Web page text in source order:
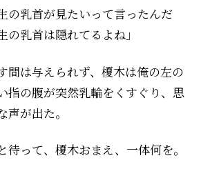
の乳首が見たいって言ったんだ
の乳首は隠れてるよね」
は与えられず、榎木は俺の左の
指の腹が突然乳輪をくすぐり、思
が出た。
って、榎木おまえ、一体何を。